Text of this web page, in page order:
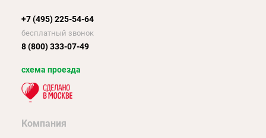
+7 (495) 225-54-64
бесплатный звонок
8 (800) 333-07-49
схема проезда
Компания